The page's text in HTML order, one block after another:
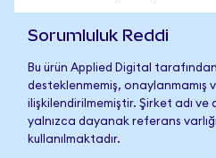
Sorumluluk Reddi
Bu ürün Applied Digital
desteklenmemiş, onaylanmamış
ilişkilendirilmemiştir. Şirket adı
yalnızca dayanak referans
kullanılmaktadır.